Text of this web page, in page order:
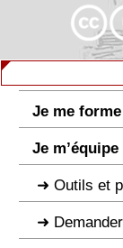
Je me forme
Je m’équipe
Outils et